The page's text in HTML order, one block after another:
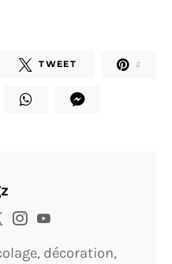
TWEET 2
décoration,